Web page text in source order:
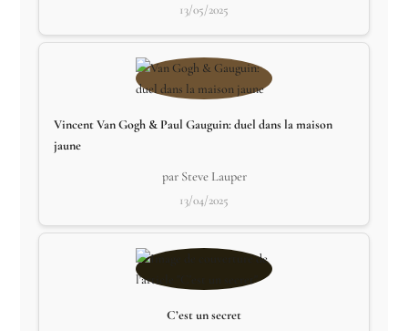
13/05/2025
Vincent Van Gogh & Paul Gauguin: duel dans la maison
jaune
par Steve Lauper
13/04/2025
C’est un secret